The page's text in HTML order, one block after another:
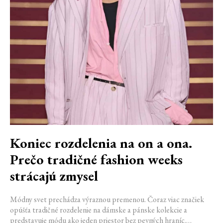
Koniec rozdelenia na on a ona.
Prečo tradičné fashion weeks
strácajú zmysel
Módny svet prechádza výraznou premenou. Čoraz viac značiek
opúšťa tradičné rozdelenie na dámske a pánske kolekcie a
predstavuje módu ako jeden priestor bez pevných hraníc.